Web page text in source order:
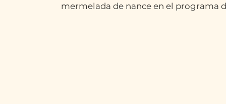
mermelada de nance en el programa